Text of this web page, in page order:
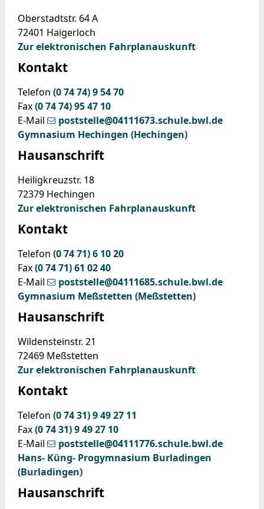
Oberstadtstr. 64 A
72401 Haigerloch
Zur elektronischen Fahrplanauskunft
Kontakt
Telefon (07474) 95470
Fax(07474) 9547 10
E-Mail
poststelle@04111673.schule.bwl.de
Gymnasium Hechingen (Hechingen)
Hausanschrift
Heiligkreuzstr. 18
72379 Hechingen
Zur elektronischen Fahrplanauskunft
Kontakt
Telefon (07471) 6 1020
Fax(07471) 61 0240
E-Mail
poststelle@04111685.schule.bwl.de
Gymnasium Meßstetten (Meßstetten)
Hausanschrift
Wildensteinstr. 21
72469 Meßstetten
Zur elektronischen Fahrplanauskunft
Kontakt
Telefon (07431) 94927 11
Fax(07431) 94927 10
E-Mail
poststelle@04111776.schule.bwl.de
Hans- Küng- Progymnasium Burladingen
(Burladingen)
Hausanschrift